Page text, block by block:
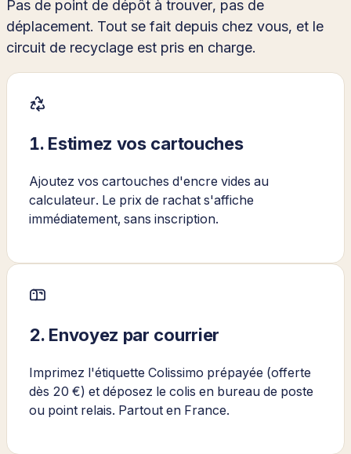
Pas de point de dépôt à trouver, pas de
déplacement. Tout se fait depuis chez vous, et le
circuit de recyclage est pris en charge.
1. Estimez vos cartouches
Ajoutez vos cartouches d'encre vides au
calculateur. Le prix de rachat s'affiche
immédiatement, sans inscription.
2. Envoyez par courrier
Imprimez l'étiquette Colissimo prépayée (offerte
dès 20 €) et déposez le colis en bureau de poste
ou point relais. Partout en France.